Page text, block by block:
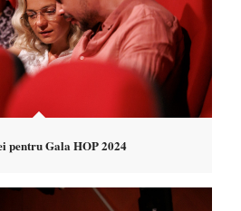
pentru Gala HOP 2024